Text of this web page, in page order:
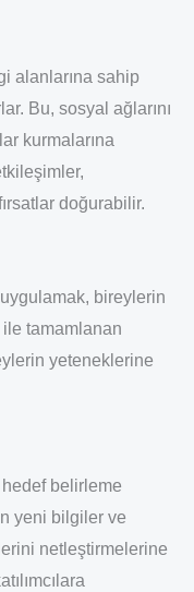
alanlarına sahip
Bu, sosyal ağlarını
kurmalarına
doğurabilir.
bireylerin
ile tamamlanan
yeteneklerine
hedef belirleme
yeni bilgiler ve
netleştirmelerine